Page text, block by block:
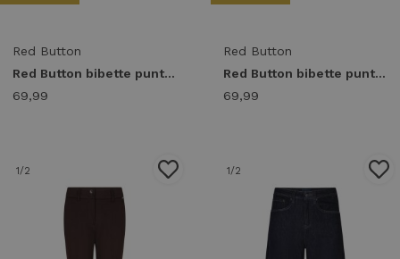
Red Button
Red Button bibette punta l33 srb5019 Broek black-l33
69,99
Red Button
Red Button bibette punta l33 srb5019 Broek burgundy-l33
69,99
1/2 1/2